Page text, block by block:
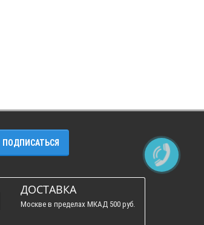
ПОДПИСАТЬСЯ
ДОСТАВКА
Москве в пределах МКАД 500 руб.